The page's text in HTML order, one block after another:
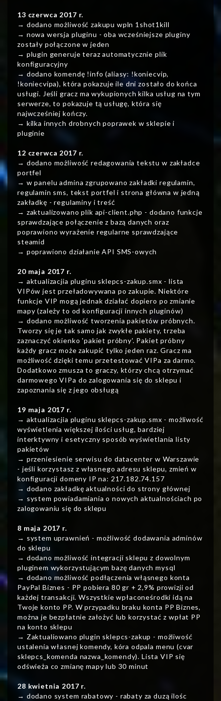
13 czerwca 2017 r.
→ dodano możliwość zakupu wpln 1shot1kill
→ nowa wersja pluginu - oba wcześniejsze pluginy
zostały połączone w jeden
→ plugin generuje teraz automatycznie plik
konfiguracyjny
→ dodano komendę !info (aliasy: !koniecvip,
!koniecvipa), która pokazuje ile dni zostało do końca
usługi. Jeśli gracz ma wykupionych kilka usług na tym
serwerze, to pokazuje tą usługę, która się
najwcześniej kończy.
→ kilka innych drobnych poprawek w sklepie i
pluginie
12 czerwca 2017 r.
→ dodano możliwość redagowania tekstu w zakładce
portfel
→ w panelu admina zgrupowano zakładki regulamin,
regulamin sms, tekst portfel i strona główna w jedną
zakładkę - regulaminy i treść
→ zaktualizowano plik api-client.php - dodano funkcje
sprawdzające połączenie z bazą danych oraz
poprawiono wyrażenie regularne sprawdzające
steamid
→ poprawiono działanie API SMS-owych
20 maja 2017 r.
→ aktualizacjia pluginu sklepcs-zakup.smx - lista
VIPów jest przeładowywana po zakupie. Niektóre
funkcje VIP mogą jednak działać dopiero po zmianie
mapy (zależy to od konfiguracji innych pluginów)
→ dodano możliwość tworzenia pakietów próbnych.
Tworzy się je tak samo jak zwykłe pakiety, trzeba
zaznaczyć okienko 'pakiet próbny'. Pakiet próbny
każdy gracz może zakupić tylko jeden raz. Gracz ma
możliwość dzięki temu przetestować VIPa za darmo.
Dodatkowo zmusza to graczy, którzy chcą otrzymać
darmowego VIPa do zalogowania się do sklepu i
zapoznania się z jego obsługą
19 maja 2017 r.
→ aktualizacjia pluginu sklepcs-zakup.smx - możliwość
wyświetlenia większej ilości usług, bardziej
interktywny i esetyczny sposób wyświetlania listy
pakietów
→ przeniesienie serwisu do datacenter w Warszawie
- jeśli korzystasz z własnego adresu sklepu, zmień w
konfiguracji domeny IP na: 217.182.74.157
→ dodano zakładkę aktualności do strony głównej
→ system powiadamiania o nowych aktualnościach po
zalogowaniu się do sklepu
8 maja 2017 r.
→ system uprawnień - możliwość dodawania adminów
do sklepu
→ dodano możliwość integracji sklepu z dowolnym
pluginem wykorzystującym bazę danych mysql
→ dodano możliwość podłączenia włąsnego konta
PayPal Biznes - PP pobiera 80 gr + 2,9% prowizji od
każdej transakcji. Wszystkie wpłaconeśrodki idą na
Twoje konto PP. W przypadku braku konta PP Biznes,
można je bezpłatnie założyć lub korzystać z wpłat PP
na konto sklepu
→ Zaktualiowano plugin sklepcs-zakup - możliwość
ustalenia własnej komendy, kóra odpala menu (cvar
sklepcs_komenda nazwa_komendy). Lista VIP się
odświeża co zmianę mapy lub 30 minut
28 kwietnia 2017 r.
→ dodano system rabatowy - rabaty za duzą ilośc